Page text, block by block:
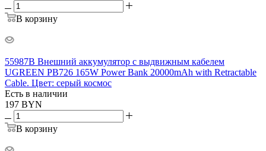
В корзину
55987B Внешний аккумулятор с выдвижным кабелем
UGREEN PB726 165W Power Bank 20000mAh with Retractable
Cable. Цвет: серый космос
Есть в наличии
197 BYN
В корзину